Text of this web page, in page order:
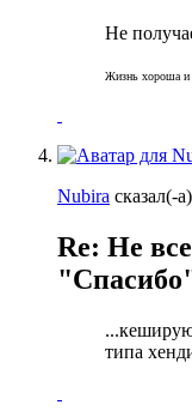
Не
Жизнь хороша и
Nubira сказал(-
Re: Не
типа